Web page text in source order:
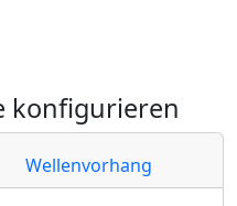
konfigurieren
Wellenvorhang